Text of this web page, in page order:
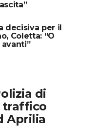
decisiva per il
Coletta: “O
di
traffico
Aprilia